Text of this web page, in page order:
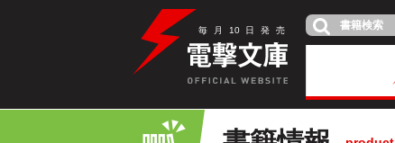
毎 月 10 日 発 売